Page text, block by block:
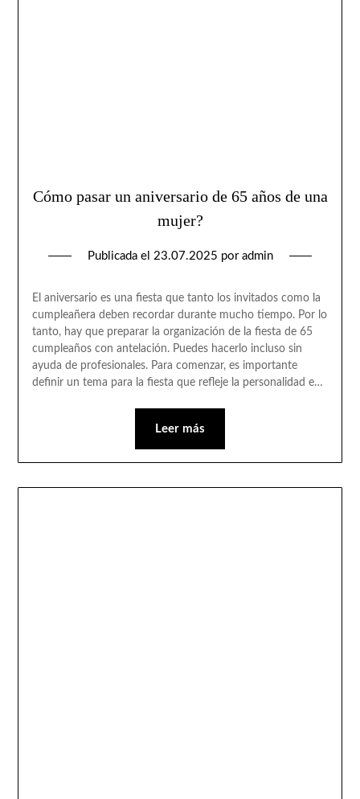
Cómo pasar un aniversario de 65 años de una
mujer?
Publicada el 23.07.2025 por admin
El aniversario es una fiesta que tanto los invitados como la
cumpleañera deben recordar durante mucho tiempo. Por lo
tanto, hay que preparar la organización de la fiesta de 65
cumpleaños con antelación. Puedes hacerlo incluso sin
ayuda de profesionales. Para comenzar, es importante
definir un tema para la fiesta que refleje la personalidad e…
Leer más